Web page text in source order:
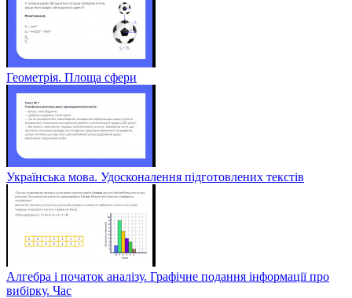
Геометрія. Площа сфери
Українська мова. Удосконалення підготовлених текстів
Алгебра і початок аналізу. Графічне подання інформації про
вибірку. Час